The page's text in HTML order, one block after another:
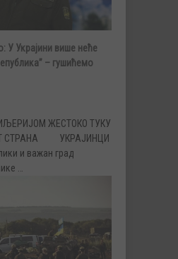
У Украјини више неће
– гушићемо
ЖЕСТОКО ТУКУ
СТРАНА УКРАЈИНЦИ
и важан град
…